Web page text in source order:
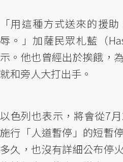
「用這種方式送來的援
辱。」加薩民眾札藍（
示。他也曾經出於挨餓，
就和旁人大打出手。
以色列也表示，將會從7
施行「人道暫停」的短暫
多久，也沒有詳細公布停